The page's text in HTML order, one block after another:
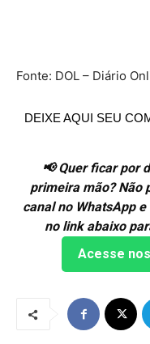
Fonte: DOL – Diário
DEIXE AQUI SEU
📢 Quer ficar por
primeira mão? Não
canal no WhatsApp
no link abaixo
Acesse